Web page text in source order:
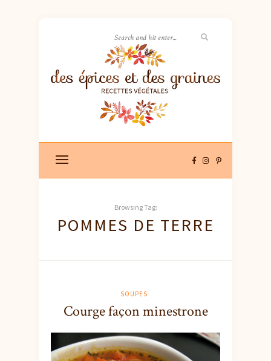
Browsing Tag:
POMMES DE TERRE
SOUPES
Courge façon minestrone